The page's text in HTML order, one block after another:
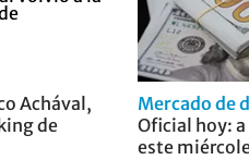
Achával,
de
Mercado de
Oficial hoy:
este